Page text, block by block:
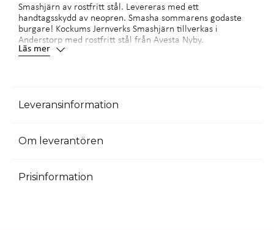
Smashjärn av rostfritt stål. Levereras med ett
handtagsskydd av neopren. Smasha sommarens godaste
burgare! Kockums Jernverks Smashjärn tillverkas i
Anderstorp med rostfritt stål från Avesta Nyby.
Läs mer
Leveransinformation
Om leverantören
Prisinformation